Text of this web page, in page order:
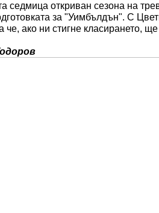
седмица откриван сезона на
за "Уимбълдън". С
че, ако ни стигне класирането,